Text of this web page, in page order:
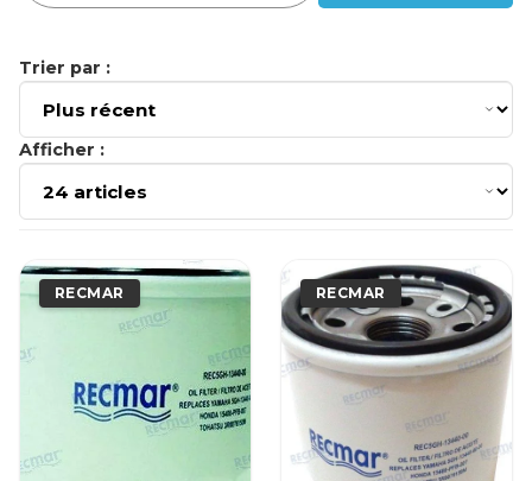
Trier par :
Afficher :
RECMAR RECMAR